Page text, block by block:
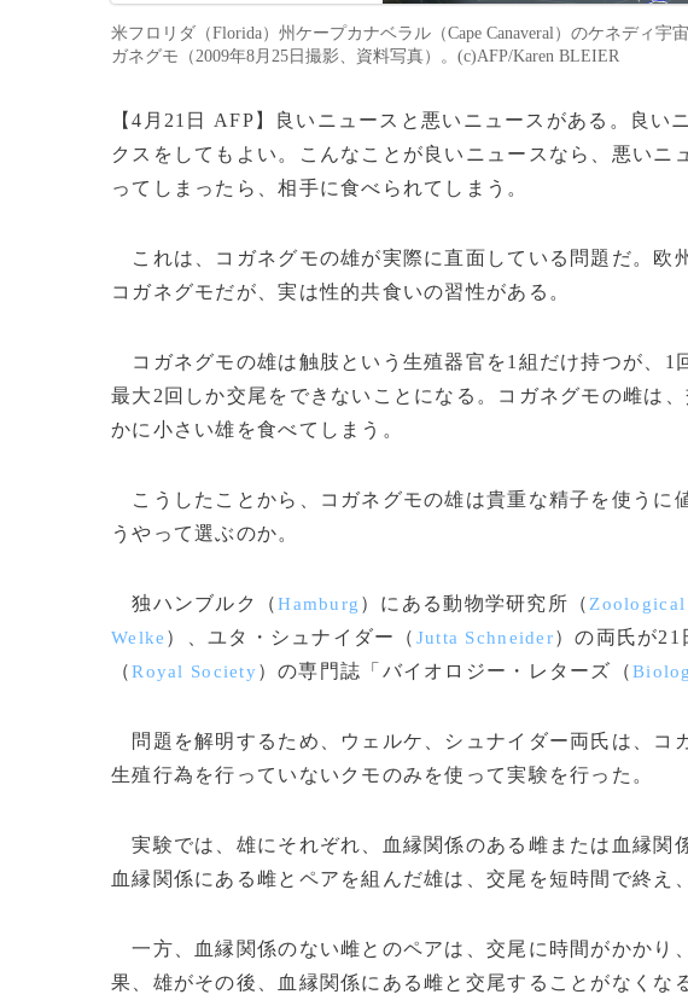
米フロリダ（Florida）州ケープカナベラル（Cape Canaveral）のケネディ宇
ガネグモ（2009年8月25日撮影、資料写真）。(c)AFP/Karen BLEIER
【4月21日 AFP】良いニュースと悪いニュースがある。良い
クスをしてもよい。こんなことが良いニュースなら、悪い
ってしまったら、相手に食べられてしまう。
これは、コガネグモの雄が実際に直面している問題だ。欧
コガネグモだが、実は性的共食いの習性がある。
コガネグモの雄は触肢という生殖器官を1組だけ持つが、1
最大2回しか交尾をできないことになる。コガネグモの雌は
かに小さい雄を食べてしまう。
こうしたことから、コガネグモの雄は貴重な精子を使うに
うやって選ぶのか。
独ハンブルク（Hamburg ）にある動物学研究所（
Welke ）、ユタ・シュナイダー（ Jutta Schneider）の両氏が
（Royal Society）の専門誌「バイオロジー・レターズ（
問題を解明するため、ウェルケ、シュナイダー両氏は、コ
生殖行為を行っていないクモのみを使って実験を行った。
実験では、雄にそれぞれ、血縁関係のある雌または血縁関
血縁関係にある雌とペアを組んだ雄は、交尾を短時間で終え
一方、血縁関係のない雌とのペアは、交尾に時間がかかり
果、雄がその後、血縁関係にある雌と交尾することがなくな